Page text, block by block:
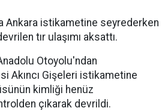
Ankara istikametine seyrederken
tır ulaşımı aksattı.
Otoyolu'ndan
Akıncı Gişeleri istikametine
kimliği henüz
çıkarak devrildi.